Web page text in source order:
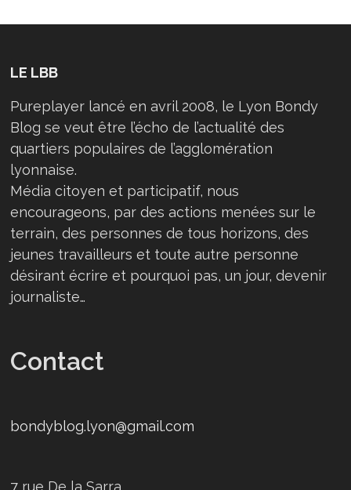
LE LBB
Pureplayer lancé en avril 2008, le Lyon Bondy
Blog se veut être l’écho de l’actualité des
quartiers populaires de l’agglomération
lyonnaise.
Média citoyen et participatif, nous
encourageons, par des actions menées sur le
terrain, des personnes de tous horizons, des
jeunes travailleurs et toute autre personne
désirant écrire et pourquoi pas, un jour, devenir
journaliste…
Contact
bondyblog.lyon@gmail.com
7 rue De la Sarra